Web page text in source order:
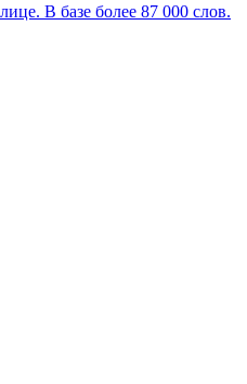
В базе более 87 000 слов.